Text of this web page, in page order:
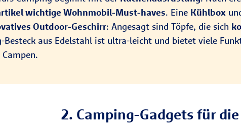
wichtige Wohnmobil-Must-haves. Eine Kühlbox
Outdoor-Geschirr: Angesagt sind Töpfe, die sich
Besteck aus Edelstahl ist ultra-leicht und bietet viele
2. Camping-Gadgets für